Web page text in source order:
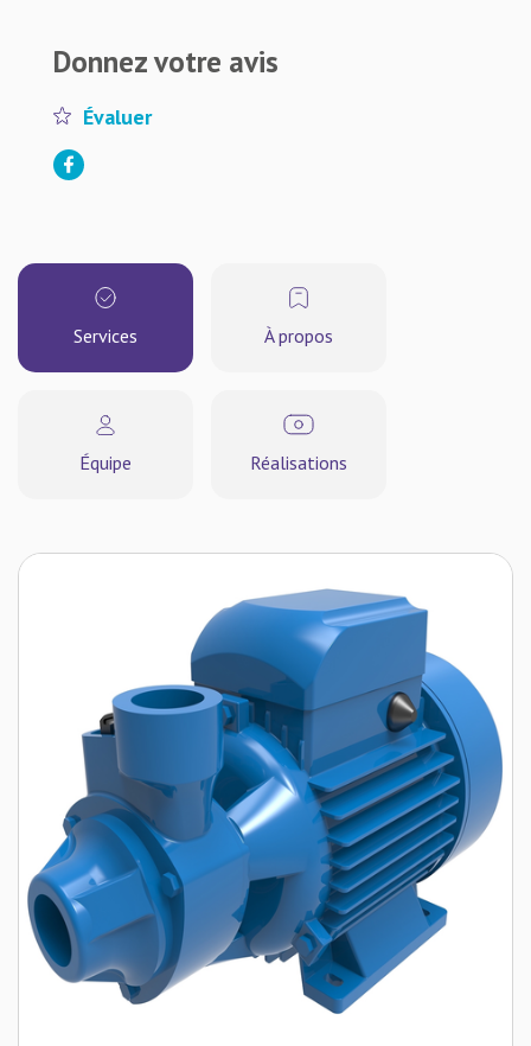
Donnez votre avis
Évaluer
Services À propos
Équipe Réalisations